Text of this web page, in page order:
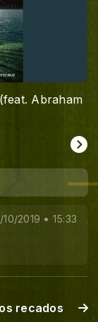
Abraham
10/2019 • 15:33
recados